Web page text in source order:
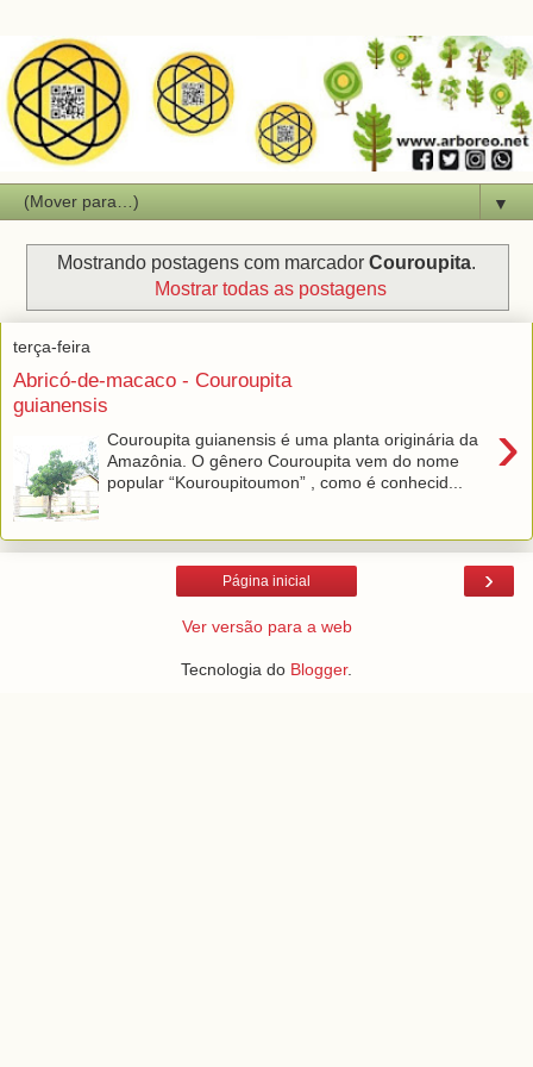
▼
Mostrando postagens com marcador Couroupita.
Mostrar todas as postagens
terça-feira
Abricó-de-macaco - Couroupita
guianensis
›
Couroupita guianensis é uma planta originária da
Amazônia. O gênero Couroupita vem do nome
popular “Kouroupitoumon” , como é conhecid...
›
Página inicial
Ver versão para a web
Tecnologia do Blogger.